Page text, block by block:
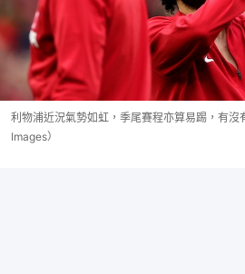
利物浦近況氣勢如虹，季尾賽程亦算易踢，有
Images）